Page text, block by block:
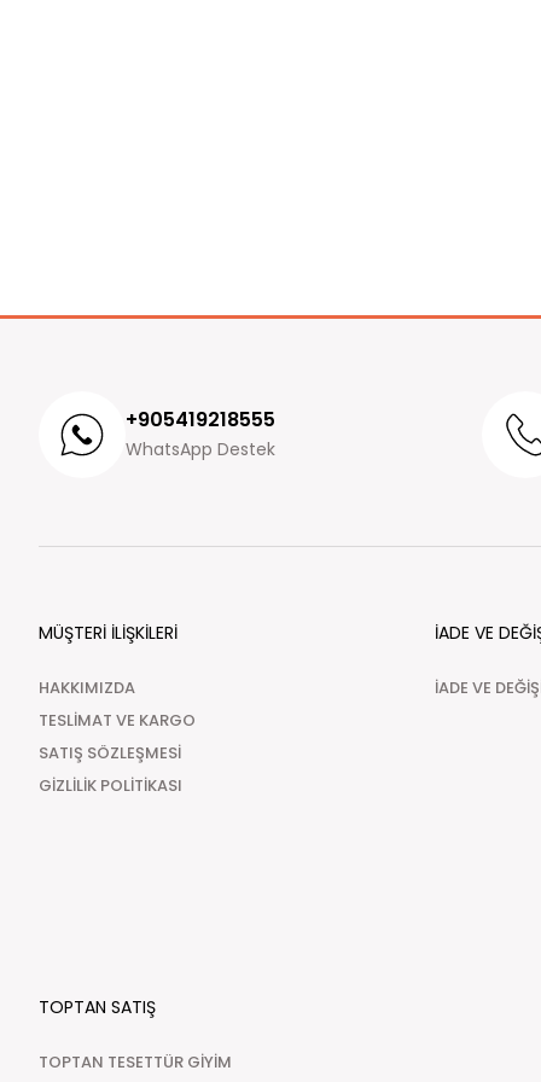
+905419218555
WhatsApp Destek
MÜŞTERİ İLİŞKİLERİ
HAKKIMIZDA
TESLİMAT VE KARGO
SATIŞ SÖZLEŞMESİ
GİZLİLİK POLİTİKASI
İADE VE
İADE VE
TOPTAN SATIŞ
TOPTAN TESETTÜR GİYİM